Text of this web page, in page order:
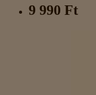
9 990 Ft